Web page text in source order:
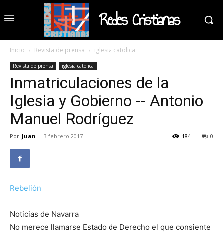
Redes Cristianas
Inicio Revista de prensa iglesia catolica
Revista de prensa iglesia catolica
Inmatriculaciones de la
Iglesia y Gobierno -- Antonio
Manuel Rodríguez
Por Juan - 3 febrero 2017 0
184
Rebelión
Noticias de Navarra
No merece llamarse Estado de Derecho el que consiente